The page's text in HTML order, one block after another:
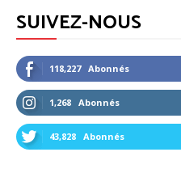
SUIVEZ-NOUS
118,227 Abonnés
1,268 Abonnés
43,828 Abonnés